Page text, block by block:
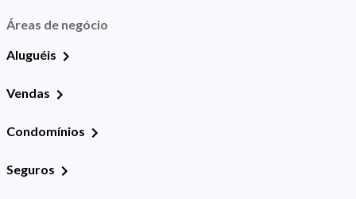
Áreas de negócio
Aluguéis
Vendas
Condomínios
Seguros